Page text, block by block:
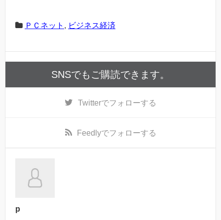
ＰＣネット , ビジネス経済
SNSでもご購読できます。
Twitterでフォローする
Feedlyでフォローする
p